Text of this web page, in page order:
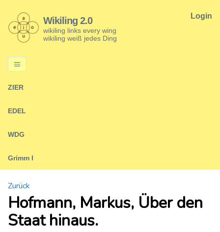
Wikiling 2.0
wikiling links every wing
wikiling weiß jedes Ding
Login
ZIER
EDEL
WDG
Grimm I
Zurück
Hofmann, Markus, Über den
Staat hinaus.